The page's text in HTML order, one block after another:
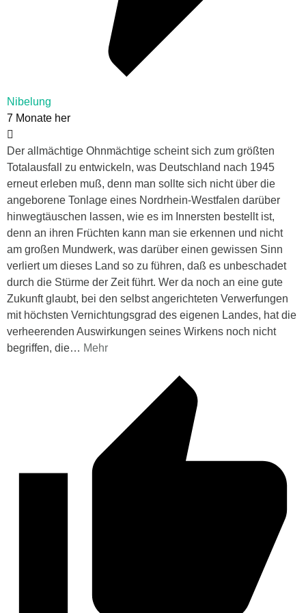
Nibelung
7 Monate her
Der allmächtige Ohnmächtige scheint sich zum größten
Totalausfall zu entwickeln, was Deutschland nach 1945
erneut erleben muß, denn man sollte sich nicht über die
angeborene Tonlage eines Nordrhein-Westfalen darüber
hinwegtäuschen lassen, wie es im Innersten bestellt ist,
denn an ihren Früchten kann man sie erkennen und nicht
am großen Mundwerk, was darüber einen gewissen Sinn
verliert um dieses Land so zu führen, daß es unbeschadet
durch die Stürme der Zeit führt. Wer da noch an eine gute
Zukunft glaubt, bei den selbst angerichteten Verwerfungen
mit höchsten Vernichtungsgrad des eigenen Landes, hat die
verheerenden Auswirkungen seines Wirkens noch nicht
begriffen, die… Mehr